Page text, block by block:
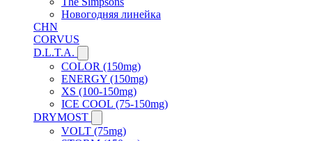
Новогодняя линейка
CHN
CORVUS
D.L.T.A.
COLOR (150mg)
ENERGY (150mg)
XS (100-150mg)
ICE COOL (75-150mg)
DRYMOST
VOLT (75mg)